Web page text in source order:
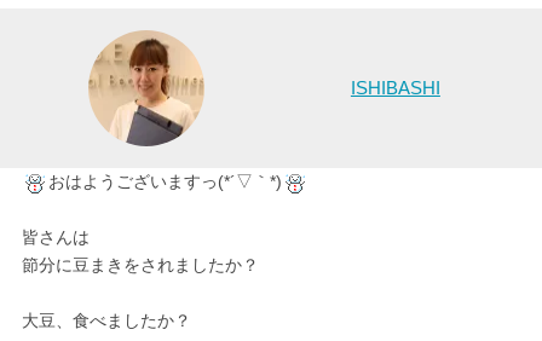
ISHIBASHI
おはようございますっ(*´▽｀*)
皆さんは
節分に豆まきをされましたか？
大豆、食べましたか？